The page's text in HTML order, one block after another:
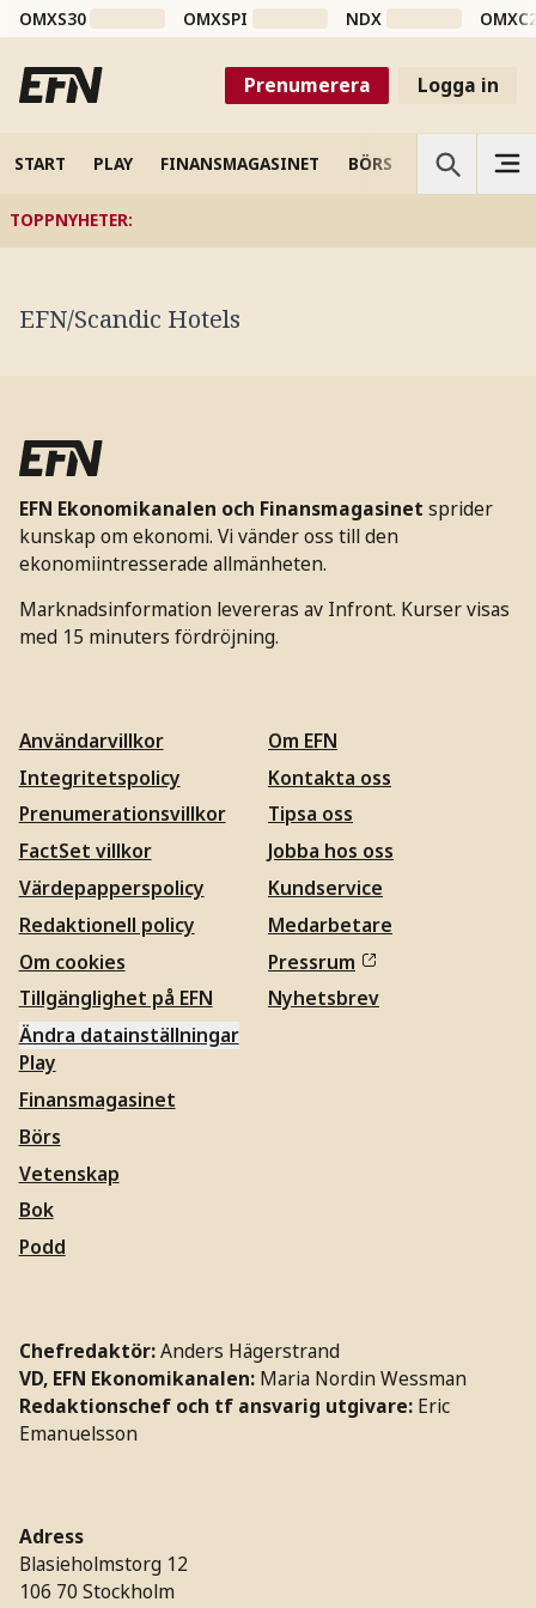
OMXS30 OMXSPI NDX
Prenumerera Logga in
START PLAY FINANSMAGASINET BÖRS VETENSKAP
TOPPNYHETER:
EFN/Scandic Hotels
EFN Ekonomikanalen och Finansmagasinet sprider
kunskap om ekonomi. Vi vänder oss till den
ekonomiintresserade allmänheten.
Marknadsinformation levereras av Infront. Kurser visas
med 15 minuters fördröjning.
Användarvillkor
Integritetspolicy
Prenumerationsvillkor
FactSet villkor
Värdepapperspolicy
Redaktionell policy
Om cookies
Tillgänglighet på EFN
Ändra datainställningar
Om EFN
Kontakta oss
Tipsa oss
Jobba hos oss
Kundservice
Medarbetare
Pressrum
Nyhetsbrev
Play
Finansmagasinet
Börs
Vetenskap
Bok
Podd
Chefredaktör:Anders Hägerstrand
VD, EFN Ekonomikanalen: Maria Nordin Wessman
Redaktionschef och tf ansvarig utgivare: Eric
Emanuelsson
Adress
Blasieholmstorg 12
106 70 Stockholm